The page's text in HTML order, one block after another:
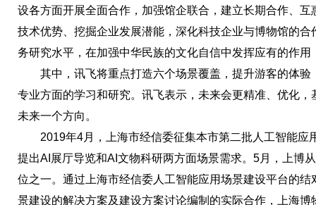
设各方面开展全面合作，加强馆企联合，建立长期合作、
技术优势、挖掘企业发展潜能，深化科技企业与博物馆的
务研究水平，在加强中华民族的文化自信中发挥应有的作
其中，讯飞将重点打造六个场景覆盖，提升游客的体验
专业方面的学习和研究。讯飞表示，未来会更精准、优化
未来一个方向。
2019年4月，上海市经信委征集本市第二批人工智能应
提出AI展厅导览和AI文物科研两方面场景需求。5月，上博
位之一。通过上海市经信委人工智能应用场景建设平台的
景建设的解决方案及建设方案讨论编制的实际合作，上海